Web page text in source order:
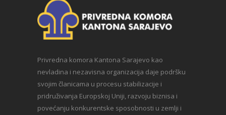
Privredna komora Kantona Sarajevo kao
nevladina i nezavisna organizacija daje podršku
svojim članicama u procesu stabilizacije i
pridruživanja Europskoj Uniji, razvoju biznisa i
povećanju konkurentske sposobnosti u zemlji i